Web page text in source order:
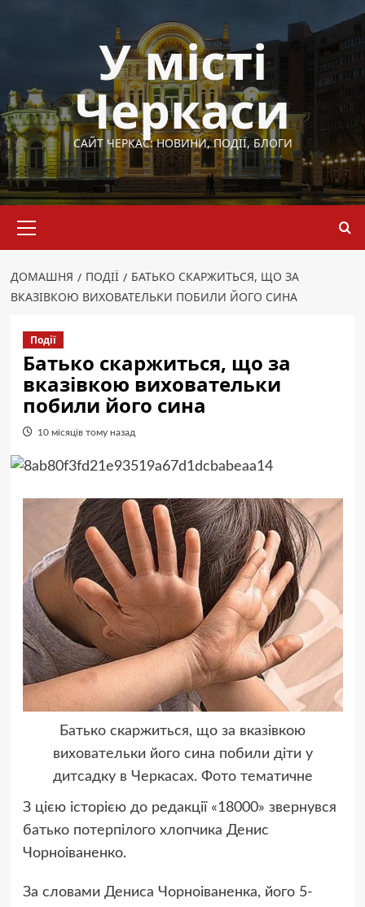
У місті
Черкаси
САЙТ ЧЕРКАС: НОВИНИ, ПОДІЇ, БЛОГИ
меню
ДОМАШНЯ ПОДІЇ
БАТЬКО СКАРЖИТЬСЯ, ЩО ЗА
ВКАЗІВКОЮ ВИХОВАТЕЛЬКИ ПОБИЛИ ЙОГО СИНА
Події
Батько скаржиться, що за
вказівкою виховательки
побили його сина
10 місяців тому назад
Батько скаржиться, що за вказівкою
виховательки його сина побили діти у
дитсадку в Черкасах. Фото тематичне
З цією історією до редакції «18000» звернувся
батько потерпілого хлопчика Денис
Чорноіваненко.
За словами Дениса Чорноіваненка, його 5‐